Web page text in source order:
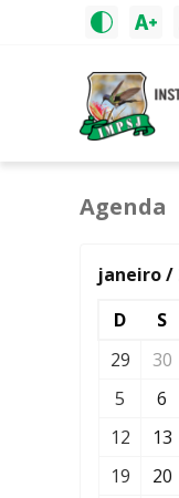
Agenda
janeiro /
D
S
29
30
5
6
12
13
19
20